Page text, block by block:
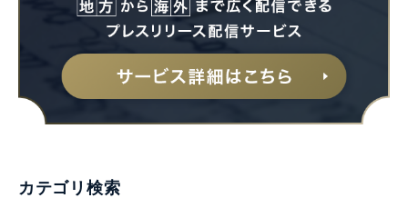
カテゴリ検索